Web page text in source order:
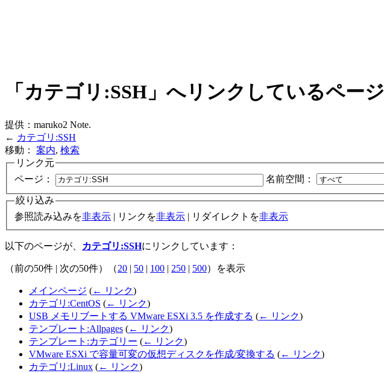
「カテゴリ:SSH」へリンクしているページ
提供：maruko2 Note.
← カテゴリ:SSH
移動： 案内, 検索
リンク元
ページ：
名前空間：
絞り込み
参照読み込みを非表示 | リンクを非表示 | リダイレクトを非表示
以下のページが、 カテゴリ:SSHにリンクしています：
（前の50件 | 次の50件）（20 | 50 | 100 | 250 | 500）を表示
メインページ (← リンク)
カテゴリ:CentOS (← リンク)
USB メモリブートする VMware ESXi 3.5 を作成する (← リンク)
テンプレート:Allpages (← リンク)
テンプレート:カテゴリー (← リンク)
VMware ESXi で容量可変の仮想ディスクを作成/変換する (← リンク)
カテゴリ:Linux (← リンク)